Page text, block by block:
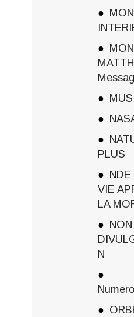
PLUS
NDE
VIE
LA
NON
N